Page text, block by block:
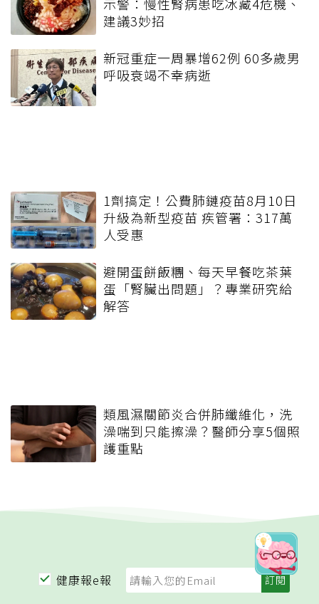
示警：慢性腎病患吃冰藏4危機、
建議3妙招
新冠重症一周暴增62例 60多歲男
呼吸衰竭不幸病逝
1劑搞定！公費肺鏈疫苗8月10日
升級為新型疫苗 疾管署：317萬
人受惠
避開蛋餅飯糰、每天早餐吃茶葉
蛋「腎臟出問題」？專業研究給
解答
類風濕關節炎合併肺纖維化，洗
澡喘到只能擦澡？醫師分享5個照
護重點
健康報e報